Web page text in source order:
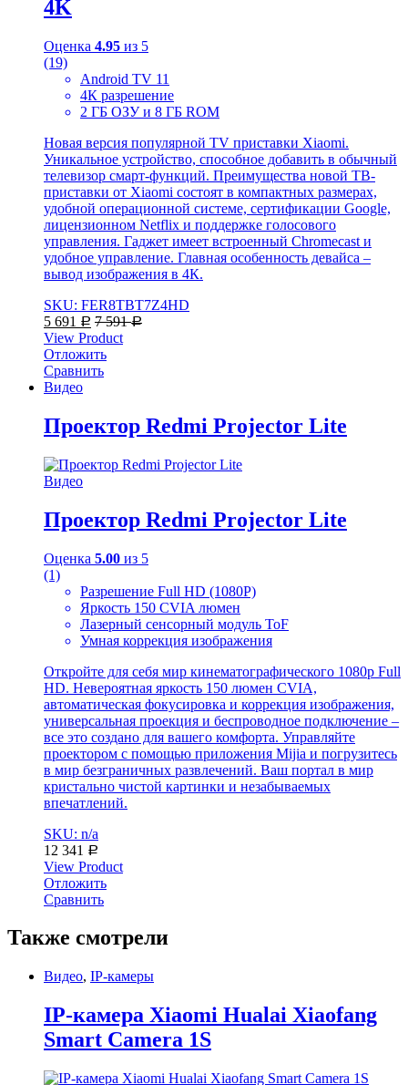
4K
Оценка 4.95 из 5
(19)
Android TV 11
4К разрешение
2 ГБ ОЗУ и 8 ГБ ROM
Новая версия популярной TV приставки Xiaomi.
Уникальное устройство, способное добавить в обычный
телевизор смарт-функций. Преимущества новой ТВ-
приставки от Xiaomi состоят в компактных размерах,
удобной операционной системе, сертификации Google,
лицензионном Netflix и поддержке голосового
управления. Гаджет имеет встроенный Chromecast и
удобное управление. Главная особенность девайса –
вывод изображения в 4К.
SKU: FER8TBT7Z4HD
5 691
Р 7 591Р
View Product
Отложить
Сравнить
Видео
Проектор Redmi Projector Lite
Видео
Проектор Redmi Projector Lite
Оценка 5.00 из 5
(1)
Разрешение Full HD (1080Р)
Яркость 150 CVIA люмен
Лазерный сенсорный модуль ToF
Умная коррекция изображения
Откройте для себя мир кинематографического 1080p Full
HD. Невероятная яркость 150 люмен CVIA,
автоматическая фокусировка и коррекция изображения,
универсальная проекция и беспроводное подключение –
все это создано для вашего комфорта. Управляйте
проектором с помощью приложения Mijia и погрузитесь
в мир безграничных развлечений. Ваш портал в мир
кристально чистой картинки и незабываемых
впечатлений.
SKU: n/a
12 341
Р
View Product
Отложить
Сравнить
Также смотрели
Видео, IP-камеры
IP-камера Xiaomi Hualai Xiaofang
Smart Camera 1S